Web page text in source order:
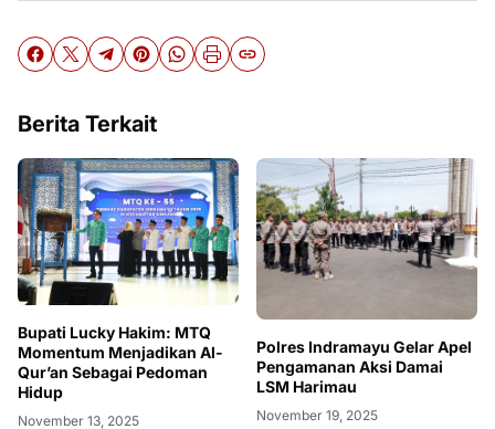
Berita Terkait
Bupati Lucky Hakim: MTQ
Momentum Menjadikan Al-
Qur’an Sebagai Pedoman
Hidup
November 13, 2025
Polres Indramayu Gelar Apel
Pengamanan Aksi Damai
LSM Harimau
November 19, 2025